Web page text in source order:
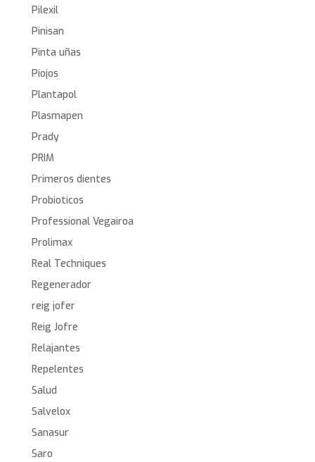
Pilexil
Pinisan
Pinta uñas
Piojos
Plantapol
Plasmapen
Prady
PRIM
Primeros dientes
Probioticos
Professional Vegairoa
Prolimax
Real Techniques
Regenerador
reig jofer
Reig Jofre
Relajantes
Repelentes
Salud
Salvelox
Sanasur
Saro